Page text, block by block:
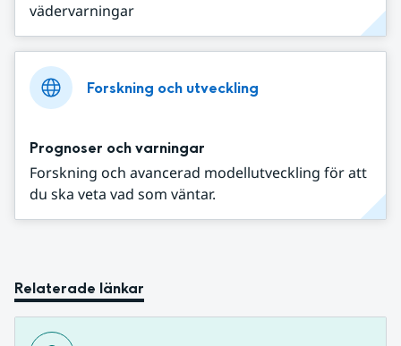
vädervarningar
Forskning och utveckling
Prognoser och varningar
Forskning och avancerad modellutveckling för att
du ska veta vad som väntar.
Relaterade länkar